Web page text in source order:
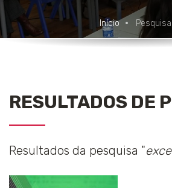
Início Pesquisa
RESULTADOS DE
Resultados da pesquisa "